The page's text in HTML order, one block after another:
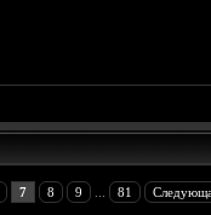
7 8 9 81